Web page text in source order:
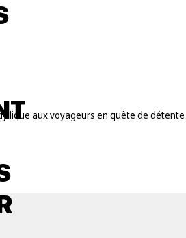
aux voyageurs en quête de